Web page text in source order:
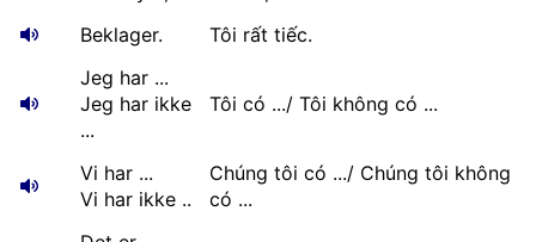
Beklager.
Tôi rất tiếc.
Jeg har ...
Jeg har ikke
...
Tôi có .../ Tôi không có ...
Vi har ...
Vi har ikke ..
Chúng tôi có .../ Chúng tôi không
có ...